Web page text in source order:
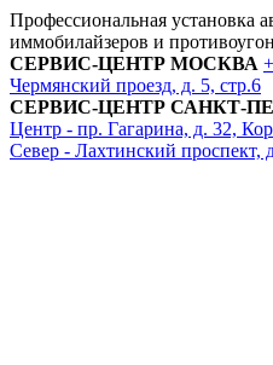
Профессиональная установка
иммобилайзеров и
СЕРВИС-ЦЕНТР МОСКВА
Чермянский проезд, д. 5, стр.6
СЕРВИС-ЦЕНТР САНКТ-
Центр - пр. Гагарина, д. 32,
Север - Лахтинский проспект,